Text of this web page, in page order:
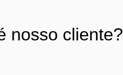
nosso cliente?